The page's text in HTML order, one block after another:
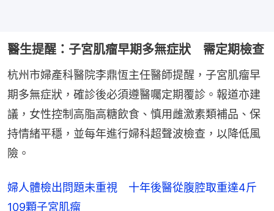
醫生提醒：子宮肌瘤早期多無症狀 需定期檢查
杭州市婦產科醫院李鼎恆主任醫師提醒，子宮肌瘤早
期多無症狀，確診後必須遵醫囑定期覆診。報道亦建
議，女性控制高脂高糖飲食、慎用雌激素類補品、保
持情緒平穩，並每年進行婦科超聲波檢查，以降低風
險。
婦人體檢出問題未重視 十年後醫從腹腔取重達4斤
109顆子宮肌瘤